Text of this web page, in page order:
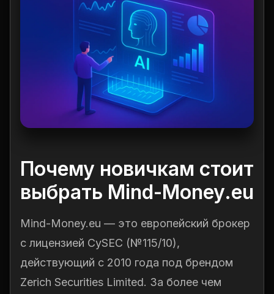
Почему новичкам стоит
выбрать Mind-Money.eu
Mind-Money.eu — это европейский брокер
с лицензией CySEC (№115/10),
действующий с 2010 года под брендом
Zerich Securities Limited. За более чем